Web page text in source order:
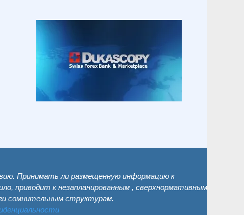
Принимать ли размещенную информацию к
приводит к незапланированным , сверхнормативным
сомнительным структурам.